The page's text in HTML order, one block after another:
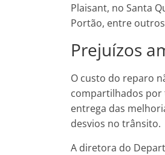
Plaisant, no Santa
Portão, entre
Prejuízos
O custo do reparo
compartilhados por
entrega das
desvios no trânsito.
A diretora do